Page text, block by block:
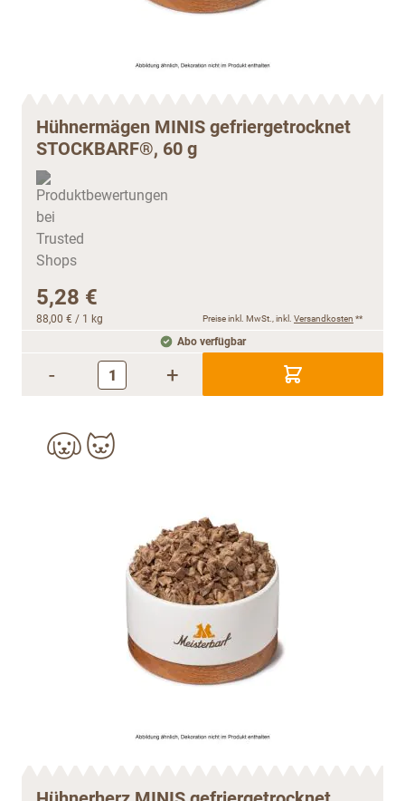
Hühnermägen MINIS gefriergetrocknet
STOCKBARF®, 60 g
5,28 €
88,00 € / 1 kg Preise inkl. MwSt., inkl. Versandkosten **
Abo verfügbar
- +